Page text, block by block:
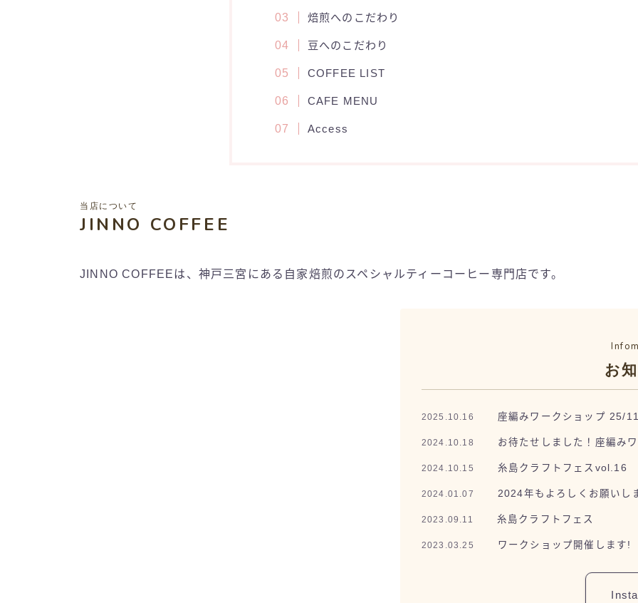
焙煎へのこだわり
豆へのこだわり
COFFEE LIST
CAFE MENU
Access
当店について
JINNO COFFEE
JINNO COFFEEは、神戸三宮にある自家焙煎のスペシャルティーコーヒー専門店です。
お
座編みワークショップ 25/
2025.10.16
お待たせしました！座編み
2024.10.18
糸島クラフトフェスvol.16
2024.10.15
2024年もよろしくお願いし
2024.01.07
糸島クラフトフェス
2023.09.11
ワークショップ開催します!
2023.03.25